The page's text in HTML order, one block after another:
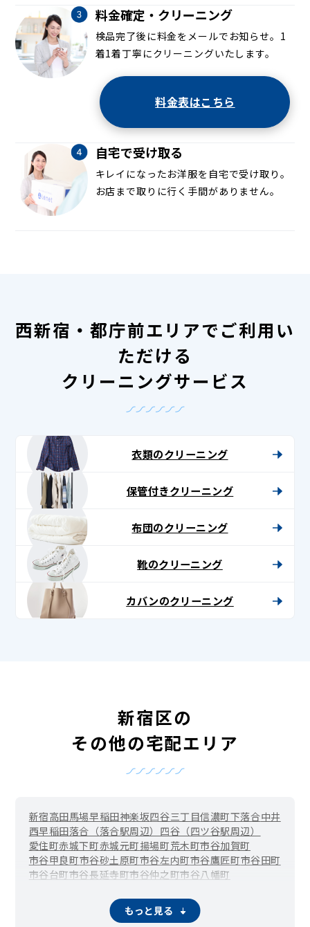
料金確定・クリーニング
検品完了後に料金をメールでお知らせ。1
着1着丁寧にクリーニングいたします。
料金表はこちら
自宅で受け取る
キレイになったお洋服を自宅で受け取り。
お店まで取りに行く手間がありません。
西新宿・都庁前エリアでご利用い
ただける
クリーニングサービス
衣類のクリーニング
保管付きクリーニング
布団のクリーニング
靴のクリーニング
カバンのクリーニング
新宿区の
その他の宅配エリア
新宿高田馬場早稲田神楽坂四谷三丁目信濃町下落合中井
西早稲田落合（落合駅周辺） 四谷（四ツ谷駅周辺）
愛住町赤城下町赤城元町揚場町荒木町市谷加賀町
市谷甲良町市谷砂土原町市谷左内町市谷鷹匠町市谷田町
市谷台町市谷長延寺町市谷仲之町市谷八幡町
市谷柳町（牛込柳町）市谷山伏町岩戸町
霞ケ丘町（国立競技場駅周辺）
もっと見る